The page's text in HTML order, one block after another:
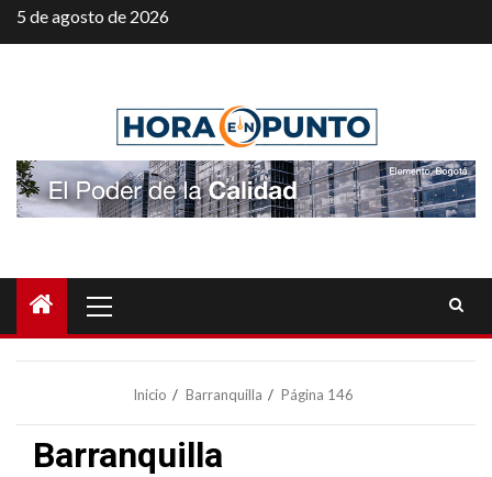
Saltar
al
5 de agosto de 2026
principal
Inicio Barranquilla Página 146
Barranquilla